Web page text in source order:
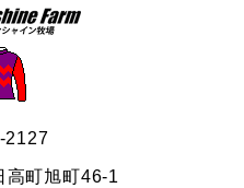
2127
高町旭町46-1